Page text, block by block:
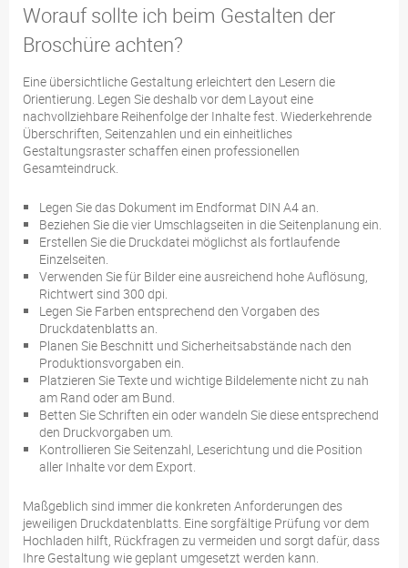
Worauf sollte ich beim Gestalten der
Broschüre achten?
Eine übersichtliche Gestaltung erleichtert den Lesern die
Orientierung. Legen Sie deshalb vor dem Layout eine
nachvollziehbare Reihenfolge der Inhalte fest. Wiederkehrende
Überschriften, Seitenzahlen und ein einheitliches
Gestaltungsraster schaffen einen professionellen
Gesamteindruck.
Legen Sie das Dokument im Endformat DIN A4 an.
Beziehen Sie die vier Umschlagseiten in die Seitenplanung ein.
Erstellen Sie die Druckdatei möglichst als fortlaufende
Einzelseiten.
Verwenden Sie für Bilder eine ausreichend hohe Auflösung,
Richtwert sind 300 dpi.
Legen Sie Farben entsprechend den Vorgaben des
Druckdatenblatts an.
Planen Sie Beschnitt und Sicherheitsabstände nach den
Produktionsvorgaben ein.
Platzieren Sie Texte und wichtige Bildelemente nicht zu nah
am Rand oder am Bund.
Betten Sie Schriften ein oder wandeln Sie diese entsprechend
den Druckvorgaben um.
Kontrollieren Sie Seitenzahl, Leserichtung und die Position
aller Inhalte vor dem Export.
Maßgeblich sind immer die konkreten Anforderungen des
jeweiligen Druckdatenblatts. Eine sorgfältige Prüfung vor dem
Hochladen hilft, Rückfragen zu vermeiden und sorgt dafür, dass
Ihre Gestaltung wie geplant umgesetzt werden kann.